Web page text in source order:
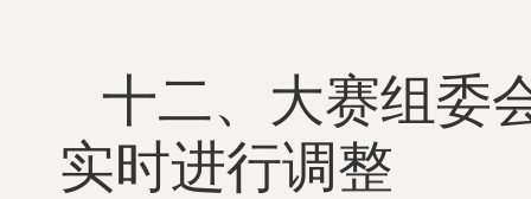
十二、大赛组委
实时进行调整